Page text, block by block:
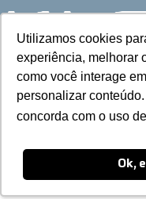
Utilizamos cookies
experiência, melhorar
como você interage
personalizar
concorda com o uso
Ok,
Utilizamos cookies
experiência, melhorar
como você interage
personalizar
concorda com o uso
Ok,
Pular
para
o
conteúdo